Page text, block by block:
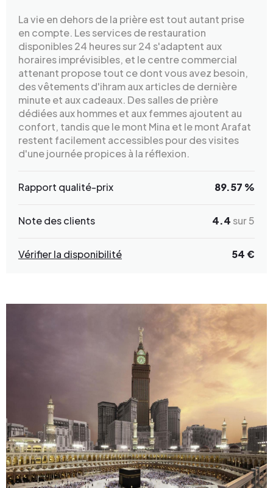
La vie en dehors de la prière est tout autant prise
en compte. Les services de restauration
disponibles 24 heures sur 24 s'adaptent aux
horaires imprévisibles, et le centre commercial
attenant propose tout ce dont vous avez besoin,
des vêtements d'ihram aux articles de dernière
minute et aux cadeaux. Des salles de prière
dédiées aux hommes et aux femmes ajoutent au
confort, tandis que le mont Mina et le mont Arafat
restent facilement accessibles pour des visites
d'une journée propices à la réflexion.
Rapport qualité-prix 89.57 %
Note des clients 4.4 sur 5
Vérifier la disponibilité 54 €